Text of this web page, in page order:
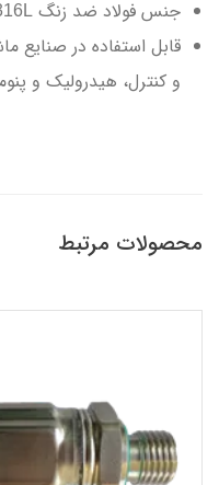
جنس فولاد ضد زنگ
قابل استفاده در صنایع
و کنترل، هیدرولیک و
محصولات مرتبط